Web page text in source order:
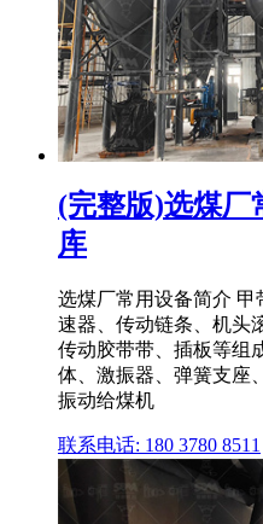
(完整版)选煤厂
库
选煤厂常用设备简介
速器、传动链条、机头
传动胶带带、插板等组
体、激振器、弹簧支座
振动给煤机
联系电话: 180 3780 8511